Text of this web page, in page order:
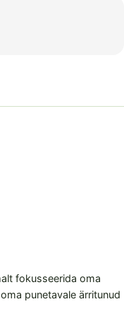
fokusseerida oma
punetavale ärritunud